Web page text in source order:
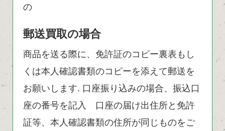
の
郵送買取の場合
商品を送る際に、免許証のコピー裏表もし
くは本人確認書類のコピーを添えて郵送を
お願いします. 口座振り込みの場合、振込口
座の番号を記入 口座の届け出住所と免許
証等、本人確認書類の住所が同じものをご